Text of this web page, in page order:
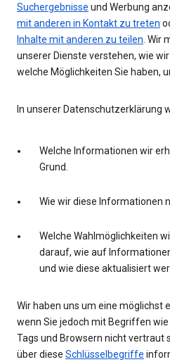
Suchergebnisse und Werbung
mit anderen in Kontakt zu treten
Inhalte mit anderen zu teilen. Wir
unserer Dienste verstehen, wie
welche Möglichkeiten Sie haben,
In unserer Datenschutzerklärung
Welche Informationen wir
Grund.
Wie wir diese Informationen
Welche Wahlmöglichkeiten
darauf, wie auf
und wie diese aktualisiert
Wir haben uns um eine möglichst
wenn Sie jedoch mit Begriffen wie
Tags und Browsern nicht vertraut
über diese Schlüsselbegriffe